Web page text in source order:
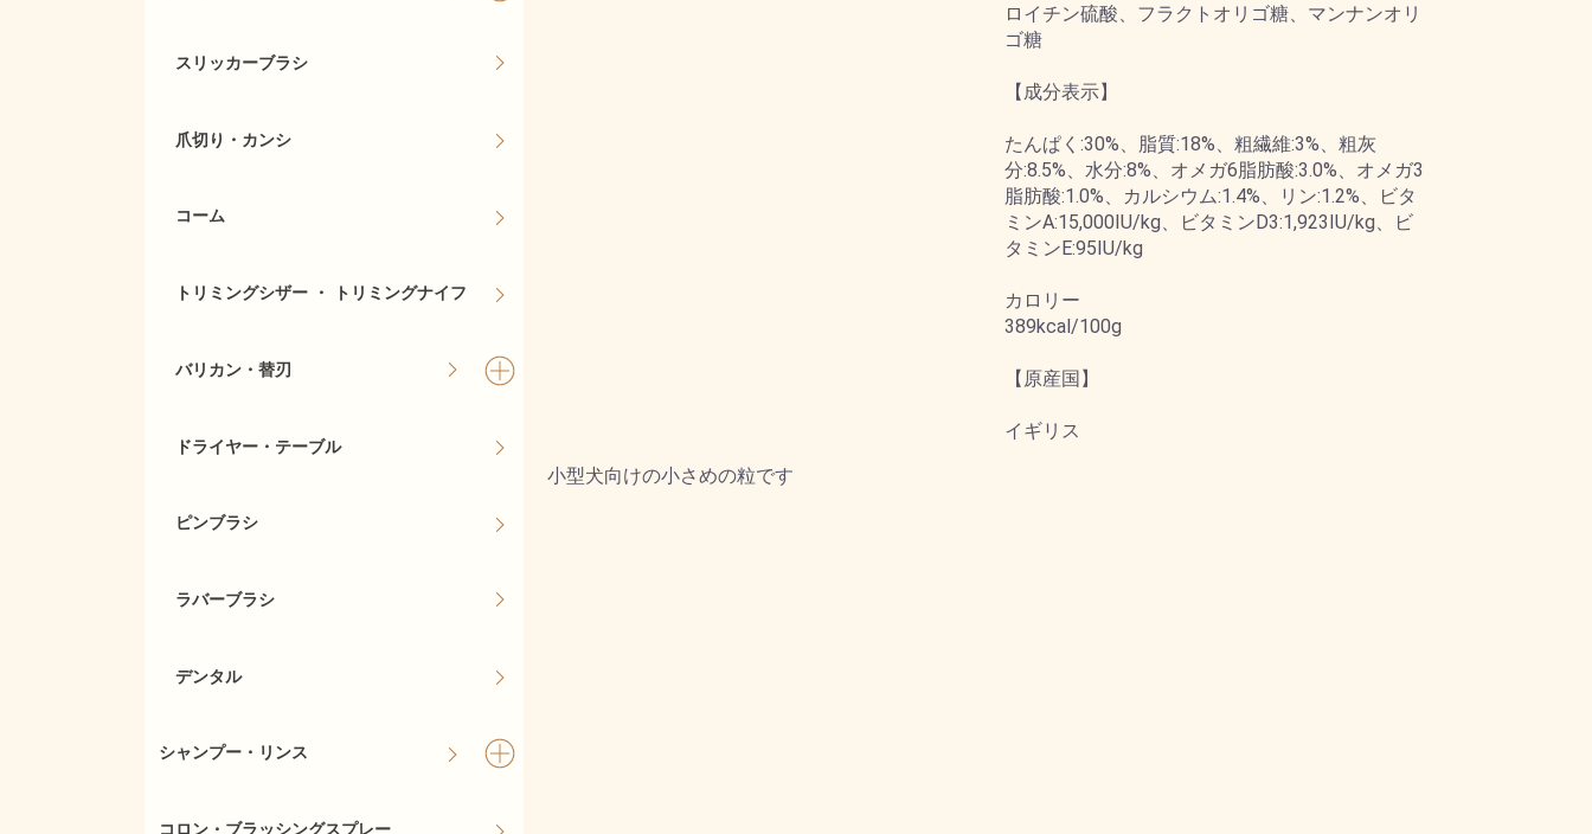
ロイチン硫酸、フラクトオリゴ糖、マンナンオリ
ゴ糖
【成分表示】
たんぱく:30%、脂質:18%、粗繊維:3%、粗灰
分:8.5%、水分:8%、オメガ6脂肪酸:3.0%、オメガ3
脂肪酸:1.0%、カルシウム:1.4%、リン:1.2%、ビタ
ミンA:15,000IU/kg、ビタミンD3:1,923IU/kg、ビ
タミンE:95IU/kg
カロリー
389kcal/100g
【原産国】
イギリス
小型犬向けの小さめの粒です
スリッカーブラシ
爪切り・カンシ
コーム
トリミングシザー ・ トリミングナイフ
バリカン・替刃
ドライヤー・テーブル
ピンブラシ
ラバーブラシ
デンタル
シャンプー・リンス